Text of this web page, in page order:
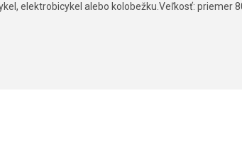
elektrobicykel alebo kolobežku.Veľkosť: priemer